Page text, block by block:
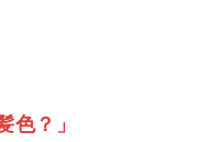
色？」